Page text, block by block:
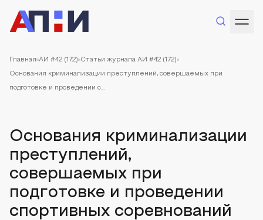
Главная АИ #42 (172) Статьи журнала АИ #42 (172)
Основания криминализации преступлений, совершаемых при
подготовке и проведении с...
Основания криминализации
преступлений,
совершаемых при
подготовке и проведении
спортивных соревнований